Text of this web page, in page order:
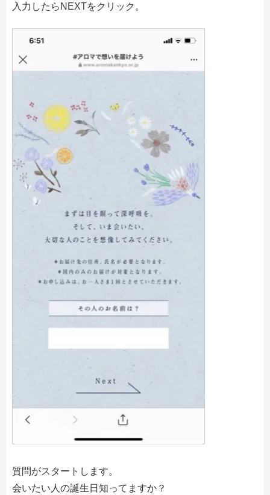
入力したらNEXTをクリック。
質問がスタートします。
会いたい人の誕生日知ってますか？